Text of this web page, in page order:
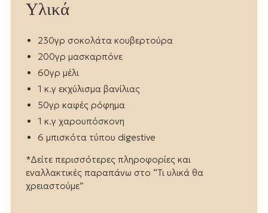
Υλικά
230γρ σοκολάτα κουβερτούρα
200γρ μασκαρπόνε
60γρ μέλι
1 κ.γ εκχύλισμα βανίλιας
50γρ καφές ρόφημα
1 κ.γ χαρουπόσκονη
6 μπισκότα τύπου digestive
*Δείτε περισσότερες πληροφορίες και
εναλλακτικές παραπάνω στο “Τι υλικά θα
χρειαστούμε”